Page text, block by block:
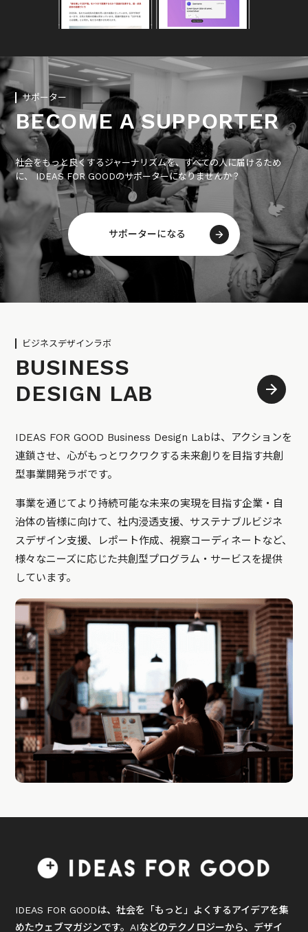
サポーター
BECOME A SUPPORTER
社会をもっと良くするジャーナリズムを、すべての人に届けるため
に、 IDEAS FOR GOODのサポーターになりませんか？
サポーターになる
ビジネスデザインラボ
BUSINESS
DESIGN LAB
IDEAS FOR GOOD Business Design Labは、アクションを
連鎖させ、心がもっとワクワクする未来創りを目指す共創
型事業開発ラボです。
事業を通じてより持続可能な未来の実現を目指す企業・自
治体の皆様に向けて、社内浸透支援、サステナブルビジネ
スデザイン支援、レポート作成、視察コーディネートなど、
様々なニーズに応じた共創型プログラム・サービスを提供
しています。
IDEAS FOR GOODは、社会を「もっと」よくするアイデアを集
めたウェブマガジンです。AIなどのテクノロジーから、デザイ